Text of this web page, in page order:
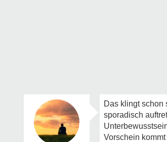
Das klingt schon
sporadisch
Vorschein kommt